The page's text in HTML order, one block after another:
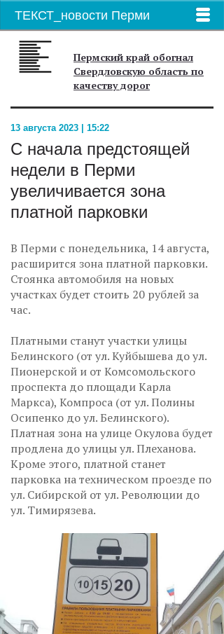
ТЕКСТ_новости Перми
Пермский край обогнал
Свердловскую область по
качеству дорог
13 августа 2023 | 15:22
С начала предстоящей
недели в Перми
увеличивается зона
платной парковки
В Перми с понедельника, 14 августа,
расширится зона платной парковки.
Стоянка автомобиля на новых
участках будет стоить 20 рублей за
час.
Платными станут участки улицы
Белинского (от ул. Куйбышева до ул.
Пионерской и от Комсомольского
проспекта до площади Карла
Маркса), Компроса (от ул. Полины
Осипенко до ул. Белинского).
Платная зона на улице Окулова будет
продлена до улицы ул. Плеханова.
Кроме этого, платной станет
парковка на техническом проезде по
ул. Сибирской от ул. Революции до
ул. Тимирязева.